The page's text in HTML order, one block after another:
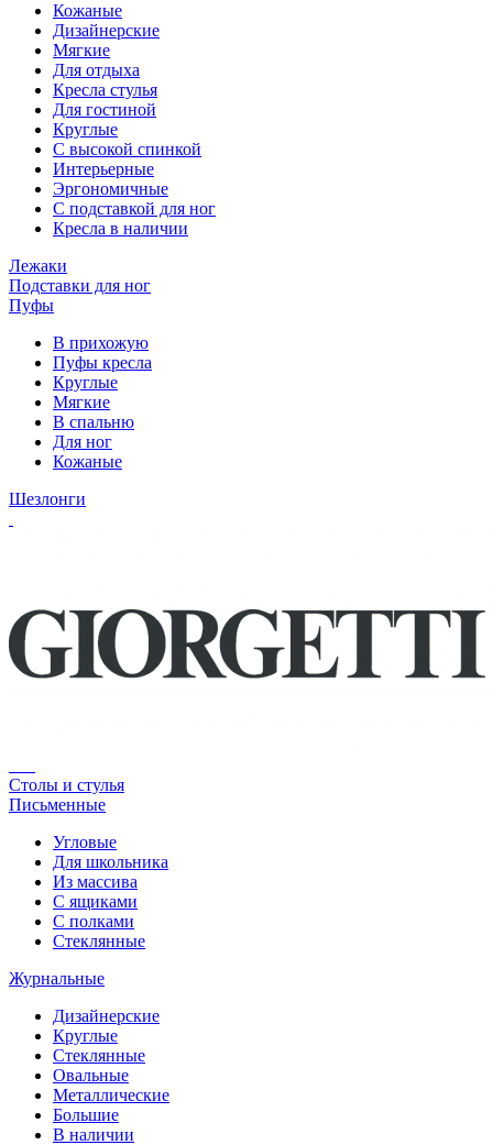
Кожаные
Дизайнерские
Мягкие
Для отдыха
Кресла стулья
Для гостиной
Круглые
С высокой спинкой
Интерьерные
Эргономичные
С подставкой для ног
Кресла в наличии
Лежаки
Подставки для ног
Пуфы
В прихожую
Пуфы кресла
Круглые
Мягкие
В спальню
Для ног
Кожаные
Шезлонги
Столы и стулья
Письменные
Угловые
Для школьника
Из массива
С ящиками
С полками
Стеклянные
Журнальные
Дизайнерские
Круглые
Стеклянные
Овальные
Металлические
Большие
В наличии